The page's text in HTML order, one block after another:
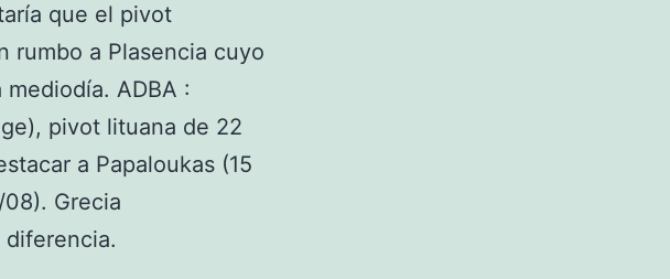
que el pivot
rumbo a Plasencia cuyo
ADBA :
pivot lituana de 22
a Papaloukas (15
Grecia